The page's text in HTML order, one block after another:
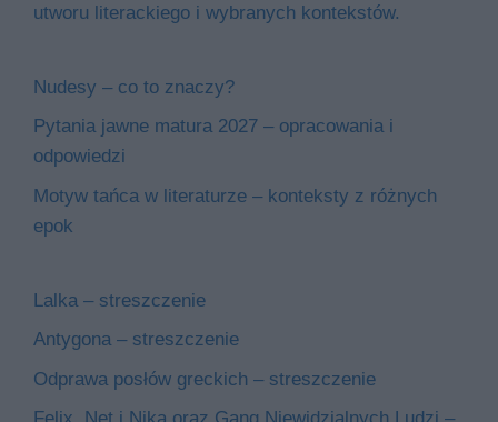
utworu literackiego i wybranych kontekstów.
Nudesy – co to znaczy?
Pytania jawne matura 2027 – opracowania i
odpowiedzi
Motyw tańca w literaturze – konteksty z różnych
epok
Lalka – streszczenie
Antygona – streszczenie
Odprawa posłów greckich – streszczenie